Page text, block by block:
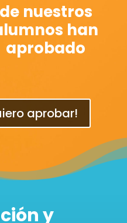
de nuestros
han
aprobado
aprobar!
y